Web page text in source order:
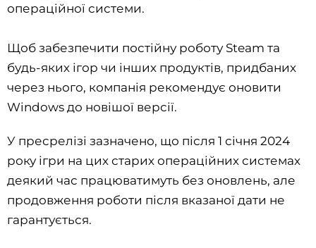
операційної системи.
Щоб забезпечити постійну роботу Steam та
будь-яких ігор чи інших продуктів, придбаних
через нього, компанія рекомендує оновити
Windows до новішої версії.
У пресрелізі зазначено, що після 1 січня 2024
року ігри на цих старих операційних системах
деякий час працюватимуть без оновлень, але
продовження роботи після вказаної дати не
гарантується.